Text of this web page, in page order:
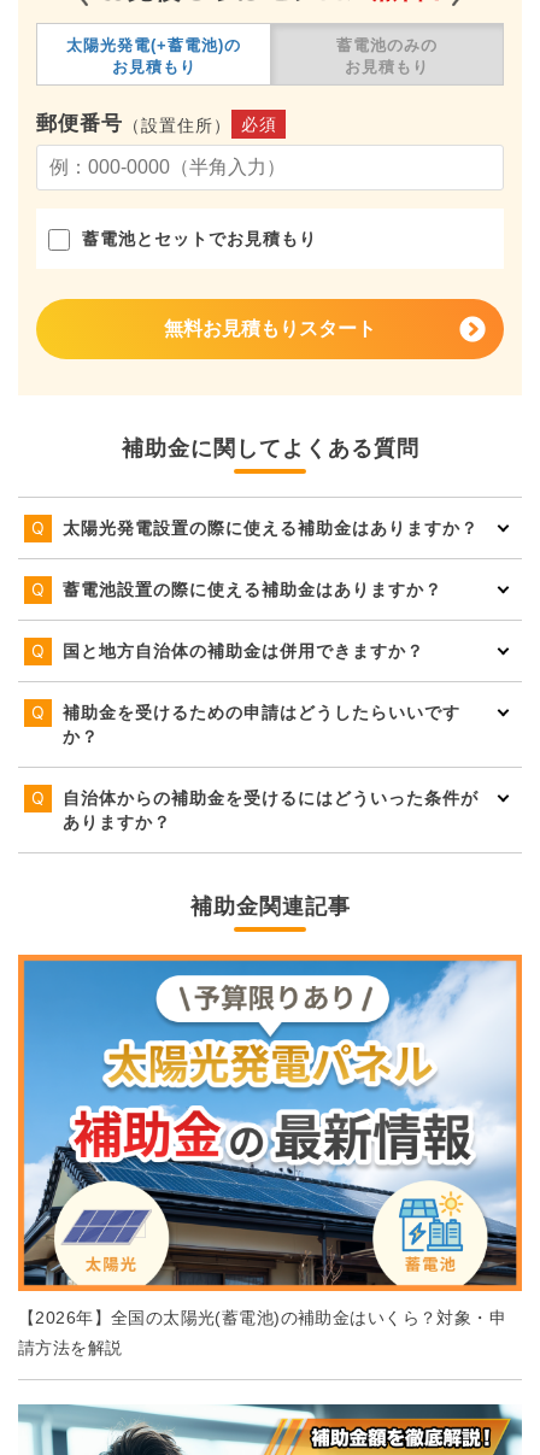
太陽光発電(+蓄電池)の
お見積もり
蓄電池のみの
お見積もり
郵便番号 （設置住所） 必須
蓄電池とセットでお見積もり
無料お見積もりスタート
補助金に関してよくある質問
太陽光発電設置の際に使える補助金はありますか？
蓄電池設置の際に使える補助金はありますか？
国と地方自治体の補助金は併用できますか？
補助金を受けるための申請はどうしたらいいです
か？
自治体からの補助金を受けるにはどういった条件が
ありますか？
補助金関連記事
【2026年】全国の太陽光(蓄電池)の補助金はいくら？対象・申
請方法を解説